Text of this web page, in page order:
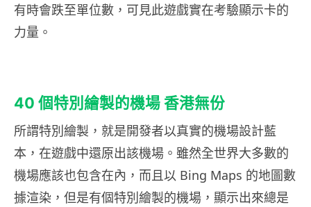
有時會跌至單位數，可見此遊戲實在考驗顯示卡的
力量。
40 個特別繪製的機場香港無份
所謂特別繪製，就是開發者以真實的機場設計藍
本，在遊戲中還原出該機場。雖然全世界大多數的
機場應該也包含在內，而且以 Bing Maps 的地圖數
據渲染，但是有個特別繪製的機場，顯示出來總是